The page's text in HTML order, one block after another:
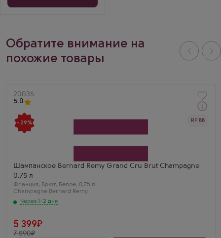
Обратите внимание на
похожие товары
Артикул
20035
5.0
RP 88
- 29%
Шампанское Bernard Remy Grand Cru Brut Champagne
0.75 л
Франция, Брют, Белое, 0,75 л
Champagne Bernard Remy
Через 1-2 дня
Через 1-2 дня
Белое Брют Шампанское
Бернар Реми Гран Крю Брют Шампань
Регион
Шампань
Анатолий
Бернар Реми Гранд Крю — выдающееся
шампанское для истинных ценителей. Цвет
глубокий золотистый, перляж тонкий, аромат
сложный с нотами меда. Вкус богатый,
Настоящее искусство в каждой капле.
5 399
7 590